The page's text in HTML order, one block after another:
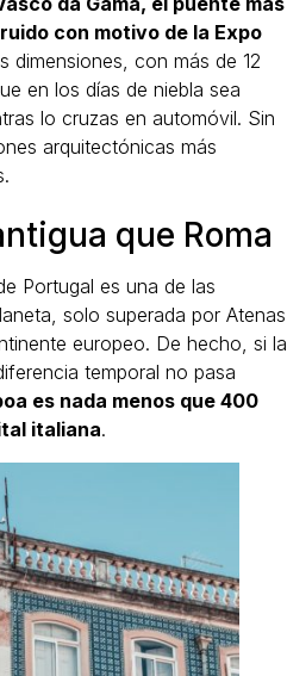
con motivo de la Expo
dimensiones, con más de 12
en los días de niebla sea
lo cruzas en automóvil. Sin
arquitectónicas más
que Roma
Portugal es una de las
solo superada por Atenas
europeo. De hecho, si la
temporal no pasa
es nada menos que 400
italiana.